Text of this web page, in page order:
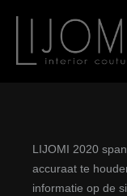
LIJOMI 2020
accuraat te
informatie op de